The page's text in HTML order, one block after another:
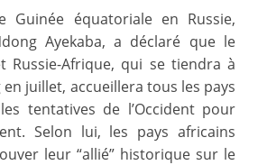
Guinée équatoriale en Russie,
Ayekaba, a déclaré que le
Russie-Afrique, qui se tiendra à
juillet, accueillera tous les pays
tentatives de l’Occident pour
Selon lui, les pays africains
leur “allié” historique sur le